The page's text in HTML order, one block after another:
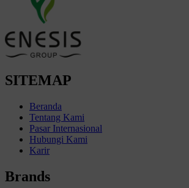
SITEMAP
Beranda
Tentang Kami
Pasar Internasional
Hubungi Kami
Karir
Brands